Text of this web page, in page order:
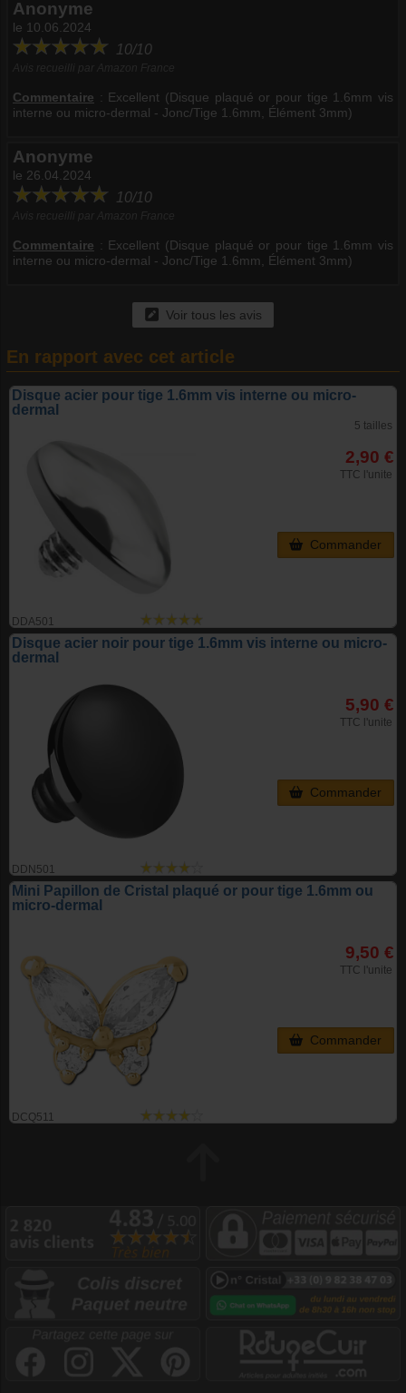
Anonyme
le 10.06.2024
10/10
Commentaire : Excellent (Disque plaqué or pour tige 1.6mm vis
interne ou micro-dermal - Jonc/Tige 1.6mm, Élément 3mm)
Anonyme
le 26.04.2024
10/10
Commentaire : Excellent (Disque plaqué or pour tige 1.6mm vis
interne ou micro-dermal - Jonc/Tige 1.6mm, Élément 3mm)
Voir tous les avis
En rapport avec cet article
Disque acier pour tige 1.6mm vis interne ou micro-
dermal
DDA501
5 tailles
2,90 €
TTC l'unite
Commander
Disque acier noir pour tige 1.6mm vis interne ou micro-
dermal
DDN501
5,90 €
TTC l'unite
Commander
Mini Papillon de Cristal plaqué or pour tige 1.6mm ou
micro-dermal
DCQ511
9,50 €
TTC l'unite
Commander